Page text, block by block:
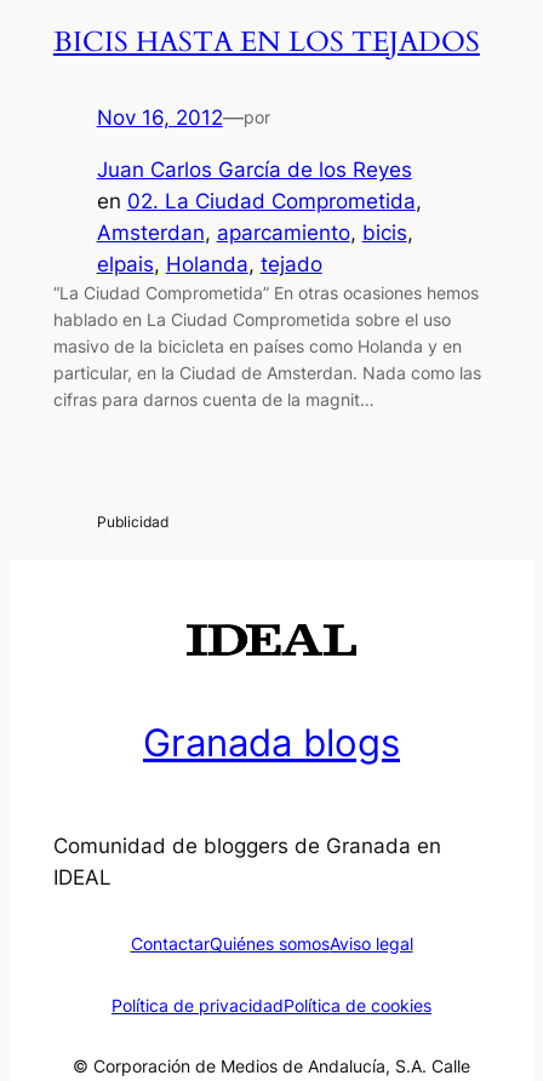
BICIS HASTA EN LOS TEJADOS
Nov 16, 2012—por
Juan Carlos García de los Reyes
en 02. La Ciudad Comprometida
Amsterdan, aparcamiento, bicis
elpais, Holanda, tejado
“La Ciudad Comprometida” En otras ocasiones hemos
hablado en La Ciudad Comprometida sobre el uso
masivo de la bicicleta en países como Holanda y en
particular, en la Ciudad de Amsterdan. Nada como las
cifras para darnos cuenta de la magnit…
Granada blogs
Comunidad de bloggers de Granada en
IDEAL
ContactarQuiénes somosAviso legal
Política de privacidadPolítica de cookies
© Corporación de Medios de Andalucía, S.A. Calle